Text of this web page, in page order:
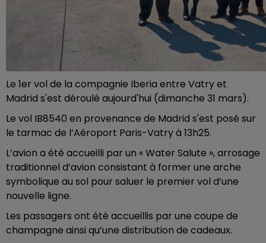
Le 1er vol de la compagnie Iberia entre Vatry et
Madrid s'est déroulé aujourd'hui (dimanche 31 mars).
Le vol IB8540 en provenance de Madrid s'est posé sur
le tarmac de l’Aéroport Paris-Vatry à 13h25.
L’avion a été accueilli par un « Water Salute », arrosage
traditionnel d’avion consistant à former une arche
symbolique au sol pour saluer le premier vol d’une
nouvelle ligne.
Les passagers ont été accueillis par une coupe de
champagne ainsi qu’une distribution de cadeaux.